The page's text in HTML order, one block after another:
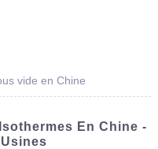
vide en Chine
En Chine -